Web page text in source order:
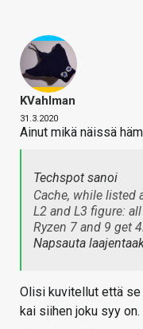
KVahlman
31.3.2020
Ainut mikä näissä
Techspot sanoi
Cache, while listed
L2 and L3 figure:
Ryzen 7 and 9 get
Napsauta
Olisi kuvitellut että
kai siihen joku syy on.